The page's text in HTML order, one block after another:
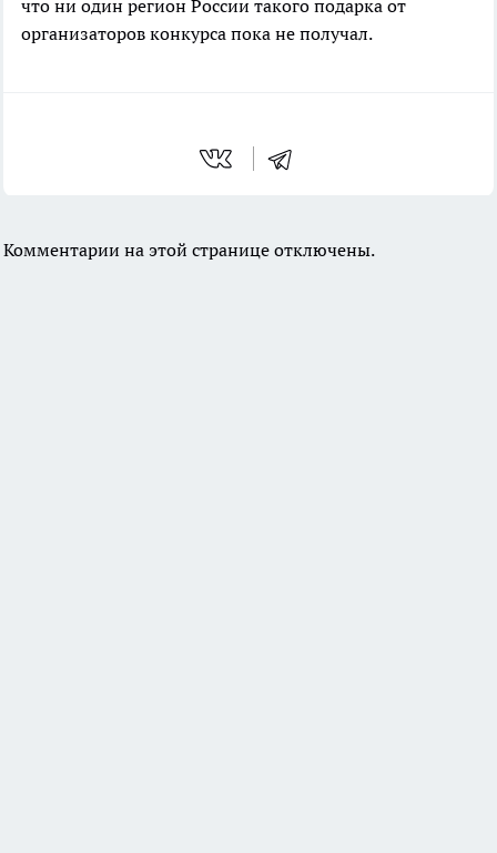
что ни один регион России такого подарка от
организаторов конкурса пока не получал.
Комментарии на этой странице отключены.